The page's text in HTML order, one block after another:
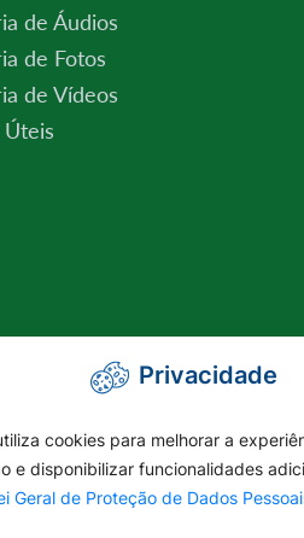
de Áudios
de Fotos
de Vídeos
Úteis
Privacidade
cookies para melhorar a
e disponibilizar funcionalidades
Geral de Proteção de Dados